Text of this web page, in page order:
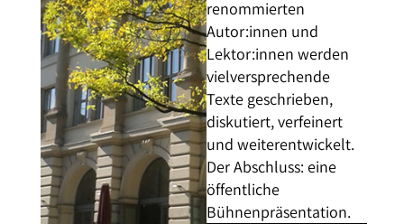
renommierten
Autor:innen und
Lektor:innen werden
vielversprechende
Texte geschrieben,
diskutiert, verfeinert
und weiterentwickelt.
Der Abschluss: eine
öffentliche
Bühnenpräsentation.